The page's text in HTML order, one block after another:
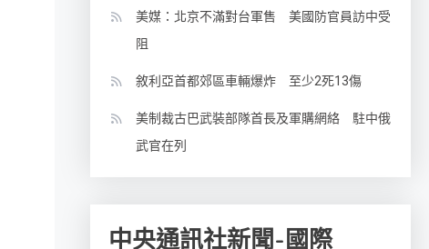
美媒：北京不滿對台軍售 美國防官員訪中受
阻
敘利亞首都郊區車輛爆炸 至少2死13傷
美制裁古巴武裝部隊首長及軍購網絡 駐中俄
武官在列
中央通訊社新聞-國際